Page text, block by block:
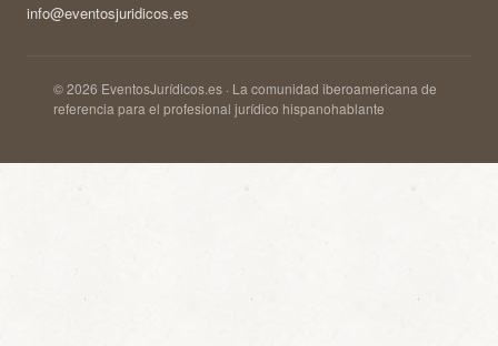
info@eventosjuridicos.es
© 2026 EventosJurídicos.es · La comunidad iberoamericana de
referencia para el profesional jurídico hispanohablante